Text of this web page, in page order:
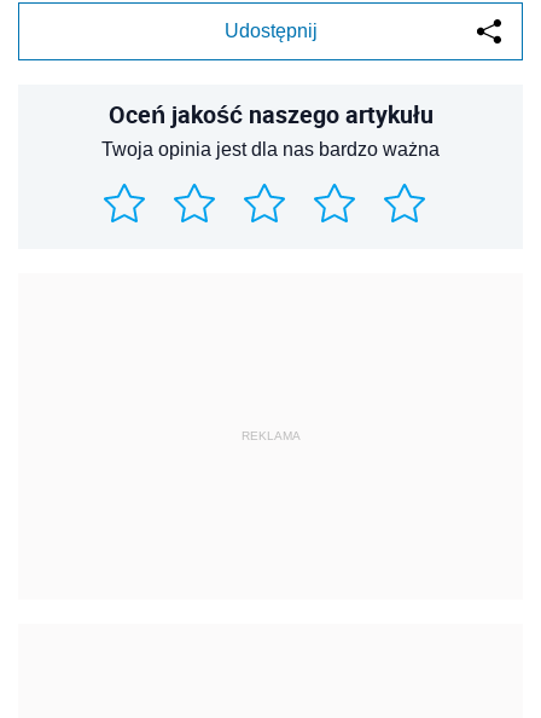
Udostępnij
Oceń jakość naszego artykułu
Twoja opinia jest dla nas bardzo ważna
REKLAMA